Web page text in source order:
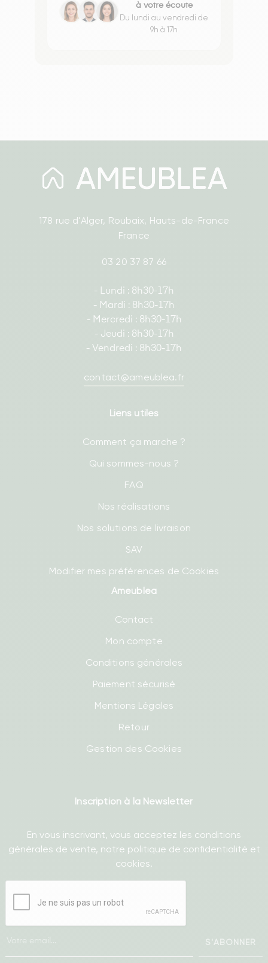
à votre écoute
Du lundi au vendredi de
9h à 17h
178 rue d'Alger, Roubaix, Hauts-de-France
France
03 20 37 87 66
- Lundi : 8h30-17h
- Mardi : 8h30-17h
- Mercredi : 8h30-17h
- Jeudi : 8h30-17h
- Vendredi : 8h30-17h
contact@ameublea.fr
Liens utiles
Comment ça marche ?
Qui sommes-nous ?
FAQ
Nos réalisations
Nos solutions de livraison
SAV
Modifier mes préférences de Cookies
Ameublea
Contact
Mon compte
Conditions générales
Paiement sécurisé
Mentions Légales
Retour
Gestion des Cookies
Inscription à la Newsletter
En vous inscrivant, vous acceptez les conditions
générales de vente, notre politique de confidentialité et
cookies.
S'ABONNER